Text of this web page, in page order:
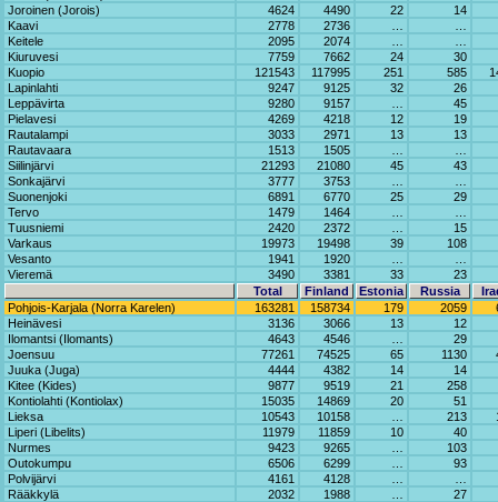
Joroinen (Jorois)
4624 4490 22 14
Kaavi
2778 2736
Keitele
2095 2074
Kiuruvesi
7759 7662 24 30
Kuopio
121543 117995 251 585
Lapinlahti
9247 9125 32 26
Leppävirta
9280 9157 45
Pielavesi
4269 4218 12 19
Rautalampi
3033 2971 13 13
Rautavaara
1513 1505
Siilinjärvi
21293 21080 45 43
Sonkajärvi
3777 3753
Suonenjoki
6891 6770 25 29
Tervo
1479 1464
Tuusniemi
2420 2372 15
Varkaus
19973 19498 39 108
Vesanto
1941 1920
Vieremä
3490 3381 33 23
Total
Finland Estonia Russia
Pohjois-Karjala (Norra Karelen)
163281 158734 179 2059
Heinävesi
3136 3066 13 12
Ilomantsi (Ilomants)
4643 4546 29
Joensuu
77261 74525 65 1130
Juuka (Juga)
4444 4382 14 14
Kitee (Kides)
9877 9519 21 258
Kontiolahti (Kontiolax)
15035 14869 20 51
Lieksa
10543 10158 213
Liperi (Libelits)
11979 11859 10 40
Nurmes
9423 9265 103
Outokumpu
6506 6299 93
Polvijärvi
4161 4128
Rääkkylä
2032 1988 27